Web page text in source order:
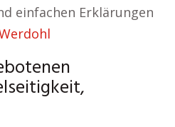
einfachen Erklärungen